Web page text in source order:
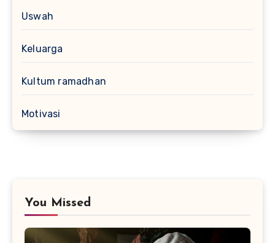
Uswah
Keluarga
Kultum ramadhan
Motivasi
You Missed